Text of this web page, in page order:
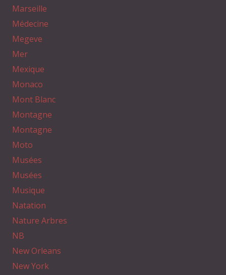
Marseille
Médecine
Megeve
Mer
Mexique
Monaco
Mont Blanc
Montagne
Montagne
Moto
Musées
Musées
Musique
Natation
Nature Arbres
NB
New Orleans
New York